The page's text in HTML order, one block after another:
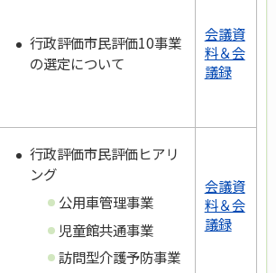
行政評価市民評価10事業
の選定について
会議資
料＆会
議録
行政評価市民評価ヒアリ
ング
公用車管理事業
児童館共通事業
訪問型介護予防事業
会議資
料＆会
議録